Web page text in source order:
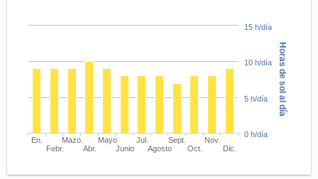
Horas de sol al día
En.
Febr.
Mazo.
Abr.
Mayo
Junio
Jul.
Agosto
Sept.
Oct.
Nov.
Dic.
0 h/día
5 h/día
10 h/día
15 h/día